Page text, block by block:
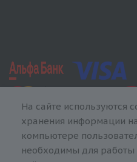
На сайте используются
хранения информации
компьютере
необходимы для